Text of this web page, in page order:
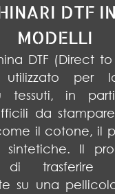
DTF
MODELLI
DTF (Direct
utilizzato per
tessuti, in
da
il cotone, il
Il
trasferire
su una